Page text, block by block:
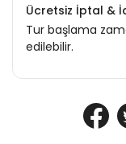
Ücretsiz İptal &
Tur başlama
edilebilir.